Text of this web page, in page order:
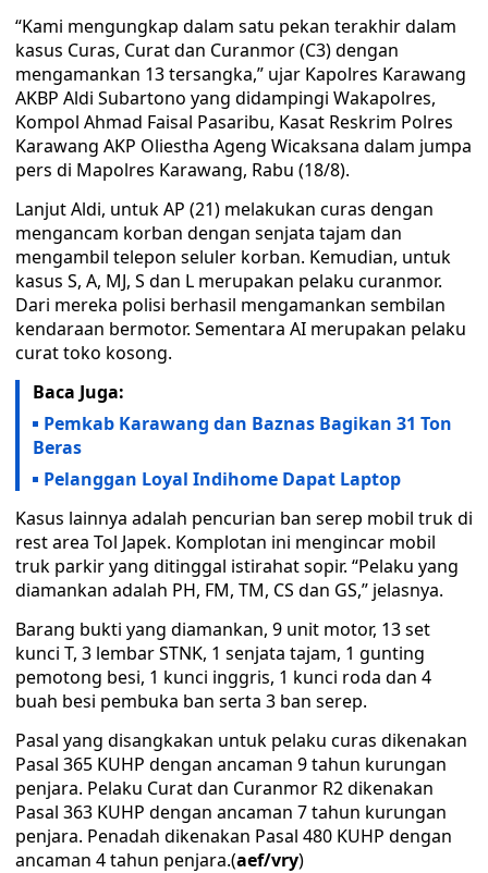
“Kami mengungkap dalam satu pekan terakhir dalam
kasus Curas, Curat dan Curanmor (C3) dengan
mengamankan 13 tersangka,” ujar Kapolres Karawang
AKBP Aldi Subartono yang didampingi Wakapolres,
Kompol Ahmad Faisal Pasaribu, Kasat Reskrim Polres
Karawang AKP Oliestha Ageng Wicaksana dalam jumpa
pers di Mapolres Karawang, Rabu (18/8).
Lanjut Aldi, untuk AP (21) melakukan curas dengan
mengancam korban dengan senjata tajam dan
mengambil telepon seluler korban. Kemudian, untuk
kasus S, A, MJ, S dan L merupakan pelaku curanmor.
Dari mereka polisi berhasil mengamankan sembilan
kendaraan bermotor. Sementara AI merupakan pelaku
curat toko kosong.
Baca Juga:
Pemkab Karawang dan Baznas Bagikan 31 Ton
Beras
Pelanggan Loyal Indihome Dapat Laptop
Kasus lainnya adalah pencurian ban serep mobil truk di
rest area Tol Japek. Komplotan ini mengincar mobil
truk parkir yang ditinggal istirahat sopir. “Pelaku yang
diamankan adalah PH, FM, TM, CS dan GS,” jelasnya.
Barang bukti yang diamankan, 9 unit motor, 13 set
kunci T, 3 lembar STNK, 1 senjata tajam, 1 gunting
pemotong besi, 1 kunci inggris, 1 kunci roda dan 4
buah besi pembuka ban serta 3 ban serep.
Pasal yang disangkakan untuk pelaku curas dikenakan
Pasal 365 KUHP dengan ancaman 9 tahun kurungan
penjara. Pelaku Curat dan Curanmor R2 dikenakan
Pasal 363 KUHP dengan ancaman 7 tahun kurungan
penjara. Penadah dikenakan Pasal 480 KUHP dengan
ancaman 4 tahun penjara.(aef/vry)